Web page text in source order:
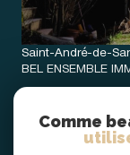
Saint-André-de-
BEL ENSEMBLE
Comme